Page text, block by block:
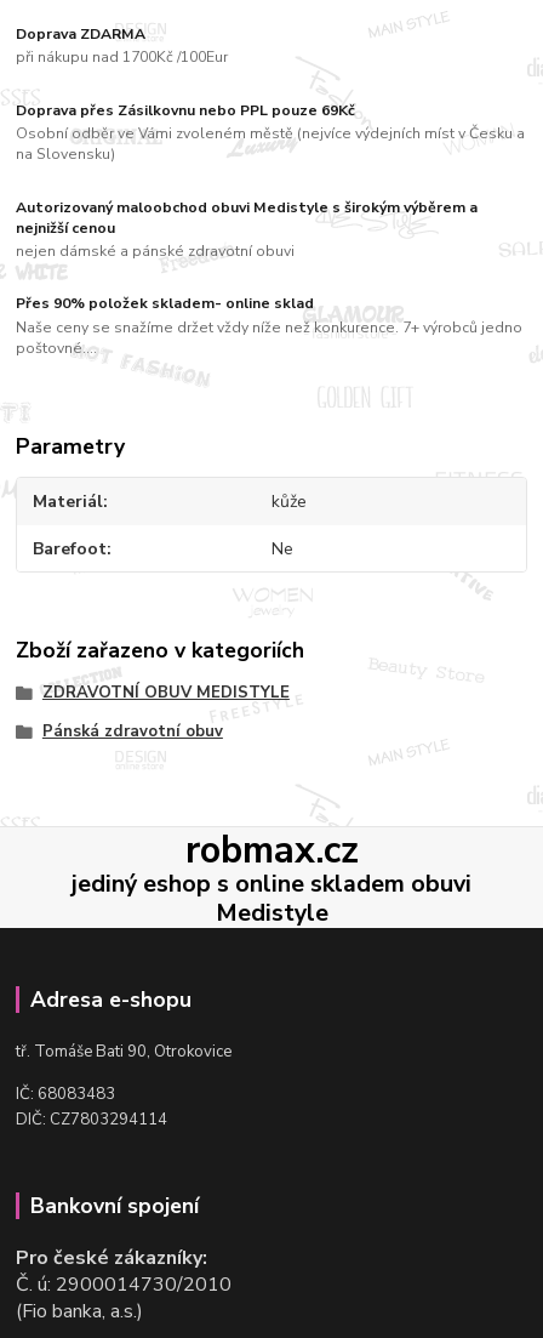
Doprava ZDARMA
při nákupu nad 1700Kč /100Eur
Doprava přes Zásilkovnu nebo PPL pouze 69Kč
Osobní odběr ve Vámi zvoleném městě (nejvíce výdejních míst v Česku a
na Slovensku)
Autorizovaný maloobchod obuvi Medistyle s širokým výběrem a
nejnižší cenou
nejen dámské a pánské zdravotní obuvi
Přes 90% položek skladem- online sklad
Naše ceny se snažíme držet vždy níže než konkurence. 7+ výrobců jedno
poštovné....
Parametry
Materiál kůže
Barefoot Ne
Zboží zařazeno v kategoriích
ZDRAVOTNÍ OBUV MEDISTYLE
Pánská zdravotní obuv
robmax.cz
jediný eshop s online skladem obuvi
Medistyle
Adresa e-shopu
tř. Tomáše Bati 90, Otrokovice
IČ: 68083483
DIČ: CZ7803294114
Bankovní spojení
Pro české zákazníky:
Č. ú: 2900014730/2010
(Fio banka, a.s.)